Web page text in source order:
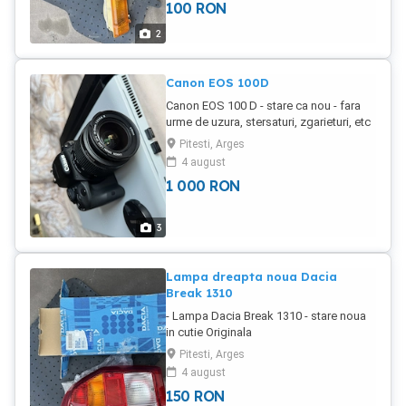
rabatabile electric Computer bord
sonorizare profesional Volan de piele
multifunctional Comenzi volan Senzori
Pilot automat Limitator viteza Senzor
lumina Senzor ploaie Inchidere
centralizata alarmă Computer de bord
Auto-hold Culoare exclusiva sampanie
impecabil. Preț 35.000 euro Conctact
2
100 RON
3
Canon EOS 100D
Canon EOS 100 D - stare ca nou - fara
urme de uzura, stersaturi, zgarieturi, etc
- sub 50 ore de functionare
Pitesti, Arges
4 august
1 000 RON
Lampa dreapta noua Dacia
Break 1310
- Lampa Dacia Break 1310 - stare noua
in cutie Originala
Pitesti, Arges
4 august
150 RON